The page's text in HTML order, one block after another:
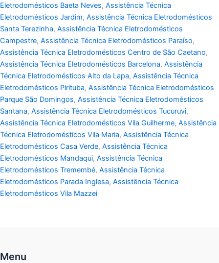
Eletrodomésticos Baeta Neves, Assistência Técnica
Eletrodomésticos Jardim, Assistência Técnica Eletrodomésticos
Santa Terezinha, Assistência Técnica Eletrodomésticos
Campestre, Assistência Técnica Eletrodomésticos Paraíso,
Assistência Técnica Eletrodomésticos Centro de São Caetano,
Assistência Técnica Eletrodomésticos Barcelona, Assistência
Técnica Eletrodomésticos Alto da Lapa, Assistência Técnica
Eletrodomésticos Pirituba, Assistência Técnica Eletrodomésticos
Parque São Domingos, Assistência Técnica Eletrodomésticos
Santana, Assistência Técnica Eletrodomésticos Tucuruvi,
Assistência Técnica Eletrodomésticos Vila Guilherme, Assistência
Técnica Eletrodomésticos Vila Maria, Assistência Técnica
Eletrodomésticos Casa Verde, Assistência Técnica
Eletrodomésticos Mandaqui, Assistência Técnica
Eletrodomésticos Tremembé, Assistência Técnica
Eletrodomésticos Parada Inglesa, Assistência Técnica
Eletrodomésticos Vila Mazzei
Menu